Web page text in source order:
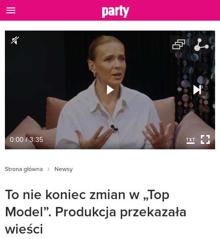
0:00 / 3:35
Strona główna Newsy
To nie koniec zmian w „Top
Model”. Produkcja przekazała
wieści